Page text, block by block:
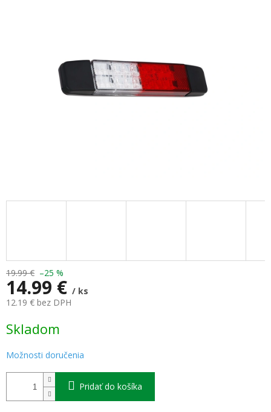
19.99 € –25 %
14.99 € / ks
12.19 € bez DPH
cena:
Skladom
Možnosti doručenia
Pridať do košíka